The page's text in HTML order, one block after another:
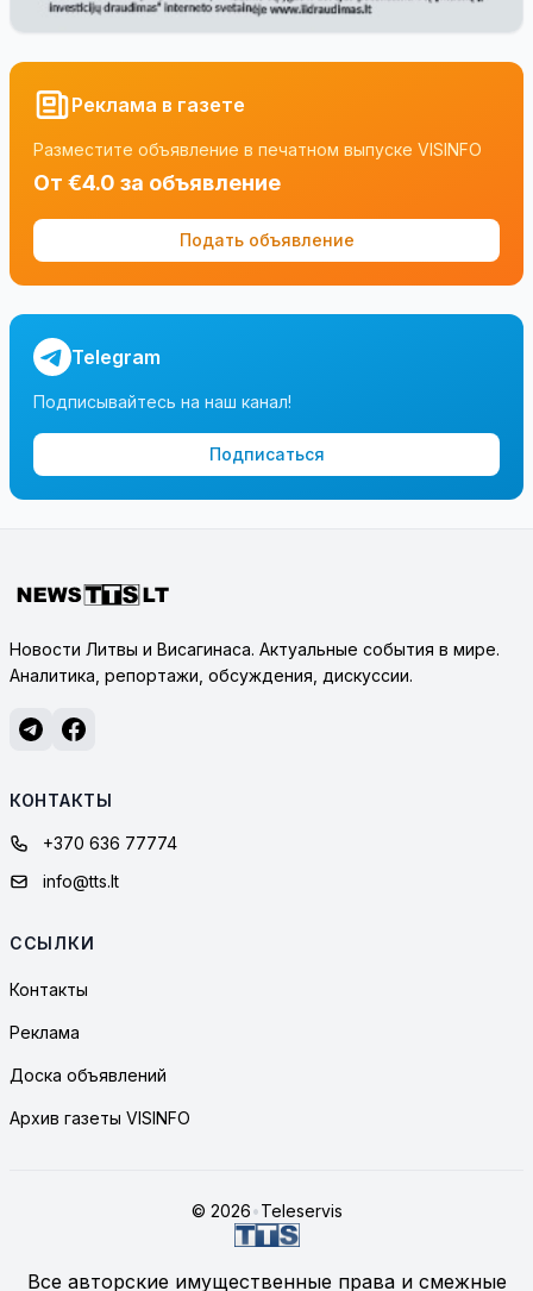
Реклама в газете
Разместите объявление в печатном выпуске VISINFO
От €4.0 за объявление
Подать объявление
Telegram
Подписывайтесь на наш канал!
Подписаться
Новости Литвы и Висагинаса. Актуальные события в мире.
Аналитика, репортажи, обсуждения, дискуссии.
КОНТАКТЫ
+370 636 77774
info@tts.lt
ССЫЛКИ
Контакты
Реклама
Доска объявлений
Архив газеты VISINFO
© 2026•Teleservis
Все авторские имущественные права и смежные